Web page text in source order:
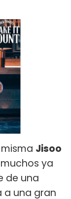
Jisoo
ya
de una
a una gran